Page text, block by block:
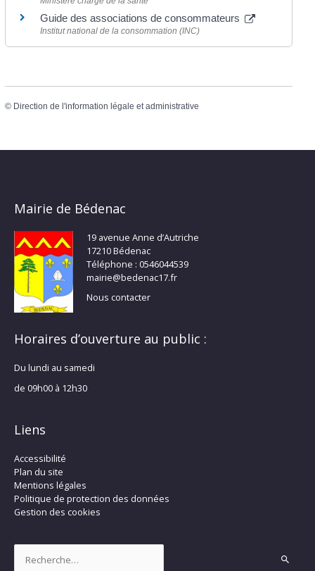
Guide des associations de consommateurs
Institut national de la consommation (INC)
© Direction de l'information légale et administrative
Mairie de Bédenac
19 avenue Anne d’Autriche
17210 Bédenac
Téléphone : 0546044539
mairie@bedenac17.fr
Nous contacter
Horaires d’ouverture au public :
Du lundi au samedi
de 09h00 à 12h30
Liens
Accessibilité
Plan du site
Mentions légales
Politique de protection des données
Gestion des cookies